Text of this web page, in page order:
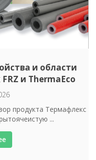
и области
и ThermaEco
продукта Термафлекс
...